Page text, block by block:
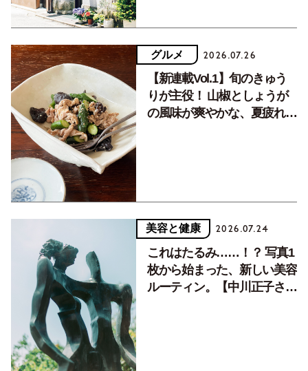
グルメ 2026.07.26
【新連載Vol.1】旬のきゅう
りが主役！ 山椒としょうが
の風味が爽やかな、夏疲れを
美容と健康 2026.07.24
これはたるみ……！？ 写真1
枚から始まった、新しい美容
ルーティン。【中川正子さん